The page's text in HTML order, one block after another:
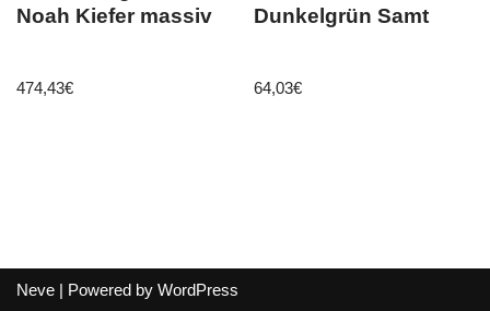
Noah Kiefer massiv
474,43€
Dunkelgrün Samt
64,03€
Neve | Powered by WordPress